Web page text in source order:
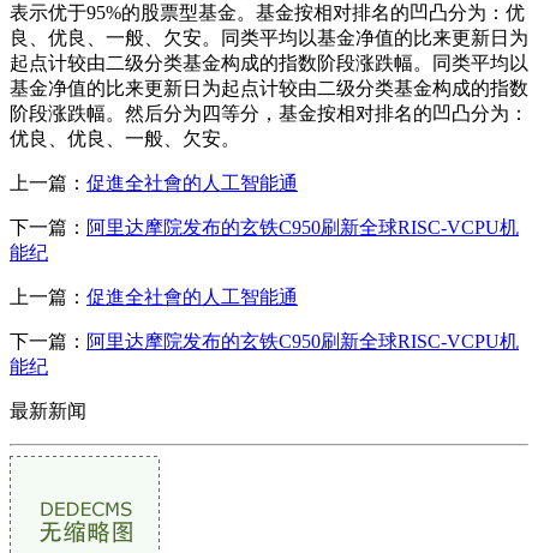
表示优于95%的股票型基金。基金按相对排名的凹凸分为：优
良、优良、一般、欠安。同类平均以基金净值的比来更新日为
起点计较由二级分类基金构成的指数阶段涨跌幅。同类平均以
基金净值的比来更新日为起点计较由二级分类基金构成的指数
阶段涨跌幅。然后分为四等分，基金按相对排名的凹凸分为：
优良、优良、一般、欠安。
上一篇： 促進全社會的人工智能通
下一篇： 阿里达摩院发布的玄铁C950刷新全球RISC-VCPU机
能纪
上一篇： 促進全社會的人工智能通
下一篇： 阿里达摩院发布的玄铁C950刷新全球RISC-VCPU机
能纪
最新新闻